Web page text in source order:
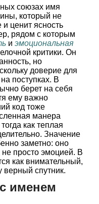
союзах имя
который не
и ценит ясность
рядом с которым
и эмоциональная
критики. Он
но
доверие для
поступках. В
берет на себя
ему важно
код тоже
манера
как теплая
Значение
заметно: оно
просто эмоцией. В
как внимательный,
спутник.
именем